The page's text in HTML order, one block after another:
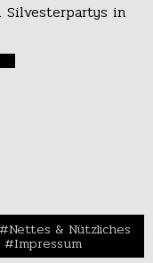
Silvesterpartys in
Nettes & Nützliches
Impressum